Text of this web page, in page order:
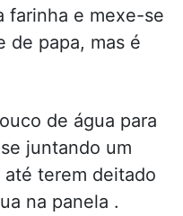
farinha e mexe-se
de papa, mas é
de água para
juntando um
terem deitado
na panela .